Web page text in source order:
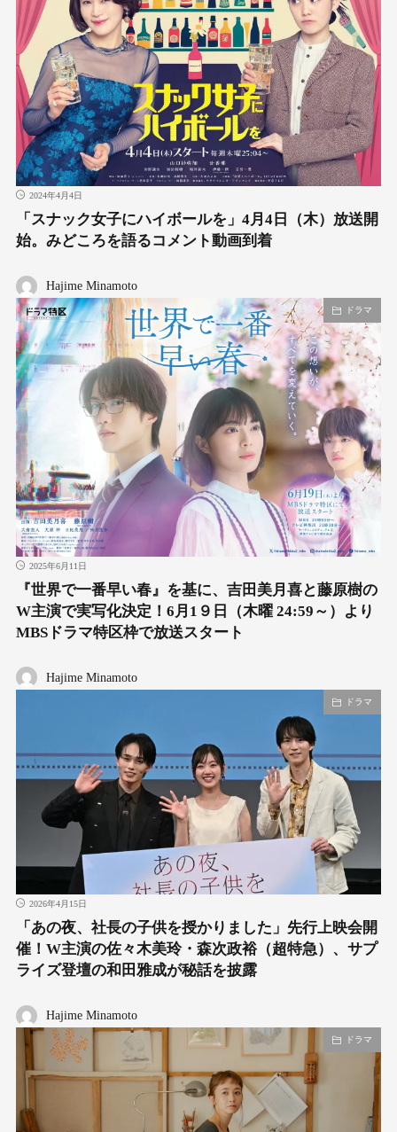
2024年4月4日
「スナック女子にハイボールを」4月4日（木）放送開
始。みどころを語るコメント動画到着
Hajime Minamoto
ドラマ
2025年6月11日
『世界で一番早い春』を基に、吉田美月喜と藤原樹の
W主演で実写化決定！6月1９日（木曜 24:59～）より
MBSドラマ特区枠で放送スタート
Hajime Minamoto
ドラマ
2026年4月15日
「あの夜、社長の子供を授かりました」先行上映会開
催！W主演の佐々木美玲・森次政裕（超特急）、サプ
ライズ登壇の和田雅成が秘話を披露
Hajime Minamoto
ドラマ